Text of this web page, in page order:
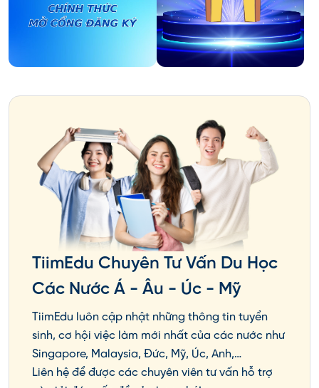
TiimEdu Chuyên Tư Vấn Du Học
Các Nước Á - Âu - Úc - Mỹ
TiimEdu luôn cập nhật những thông tin tuyển
sinh, cơ hội việc làm mới nhất của các nước như
Singapore, Malaysia, Đức, Mỹ, Úc, Anh,…
Liên hệ để được các chuyên viên tư vấn hỗ trợ